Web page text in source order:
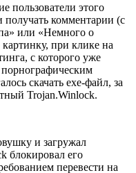
пользователи этого
получать комментарии (с
или «Немного о
при клике на
с которого уже
порнографическим
скачать exe-файл, за
Trojan.Winlock.
и загружал
блокировал его
перевести на